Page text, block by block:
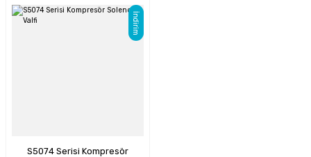
İndirim
S5074 Serisi Kompresör